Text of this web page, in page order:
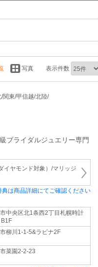
写真 表示件数
関東/甲信越/北陸/
ブライダルジュエリー専門
イヤモンド対象）/マリッジ
典は商品詳細にてご確認ください
中央区北1条西2丁目札幌時計
柳川1-1-5&ラビナ2F
菜園2-2-23